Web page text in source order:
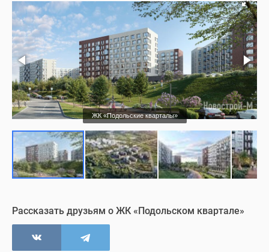
ЖК «Подольские кварталы»
Благоустройство
Холл
Квартиры с отделкой
Отделка
Ход строительства
Нежилые помещения
Рассказать друзьям о ЖК «Подольском квартале»